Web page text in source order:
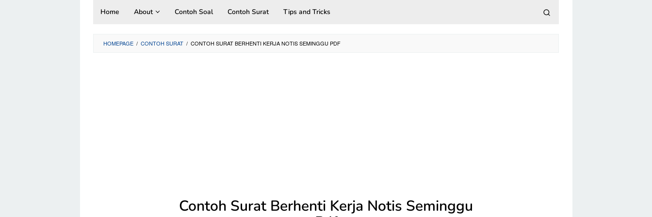
Home About Contoh Soal Contoh Surat Tips and Tricks
HOMEPAGE / CONTOH SURAT / CONTOH SURAT BERHENTI KERJA NOTIS SEMINGGU PDF
Contoh Surat Berhenti Kerja Notis Seminggu